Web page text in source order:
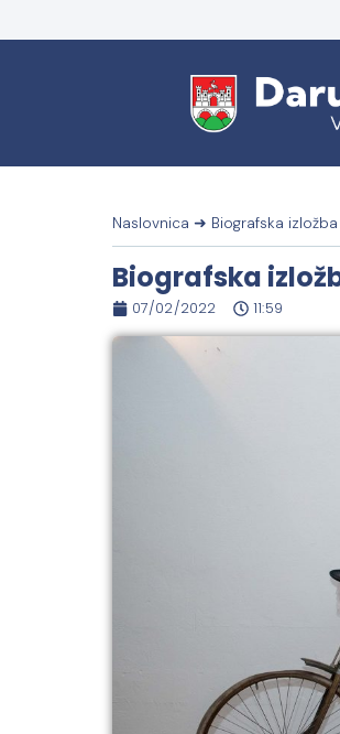
Naslovnica ➜ Biografska
Biografska
07/02/2022 11:59